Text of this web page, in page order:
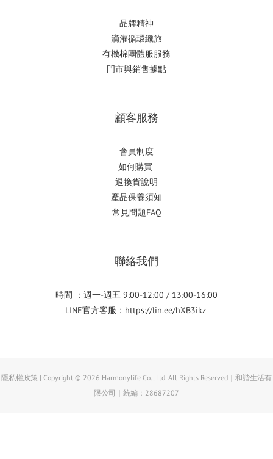
品牌精神
滴灌循環織旅
有機棉團體服服務
門市與銷售據點
顧客服務
會員制度
如何購買
退換貨說明
產品保養須知
常見問題FAQ
聯絡我們
時間 ：週一-週五 9:00-12:00 / 13:00-16:00
LINE官方客服： https://lin.ee/hXB3ikz
隱私權政策 | Copyright © 2026 Harmonylife Co., Ltd. All Rights Reserved｜和諧生活有
限公司｜統編：28687207